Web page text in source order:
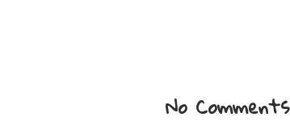
No Comments